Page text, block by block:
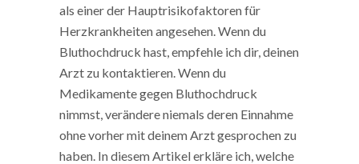
als einer der Hauptrisikofaktoren für
Herzkrankheiten angesehen. Wenn du
Bluthochdruck hast, empfehle ich dir, deinen
Arzt zu kontaktieren. Wenn du
Medikamente gegen Bluthochdruck
nimmst, verändere niemals deren Einnahme
ohne vorher mit deinem Arzt gesprochen zu
haben. In diesem Artikel erkläre ich, welche